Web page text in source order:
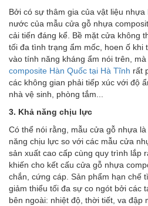
Bởi có sự thâm gia của vật liệu
nước của mẫu cửa gỗ nhựa
cải tiến đáng kể. Bề mặt cửa không
tối đa tình trạng ẩm mốc, hoen ố khi
vào tính năng kháng ẩm nói trên, mà
composite Hàn Quốc tại Hà Tĩnh rất
các không gian phải tiếp xúc với độ
nhà vệ sinh, phòng tắm...
3. Khả năng chịu lực
Có thể nói rằng, mẫu cửa gỗ nhựa
năng chịu lực so với các mẫu cửa
sản xuất cao cấp cùng quy trình lắp
khiến cho kết cấu cửa gỗ nhựa
chắn, cứng cáp. Sản phẩm hạn chế
giảm thiểu tối đa sự co ngót bởi các
bên ngoài: nhiệt độ, thời tiết, va đập